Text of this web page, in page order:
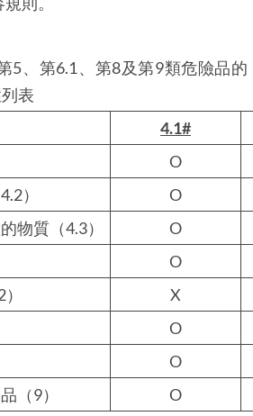
5、第6.1、第8及第9類危險品的
表
4.1#
O
）
O
物質（4.3）
O
O
X
O
O
（9）
O